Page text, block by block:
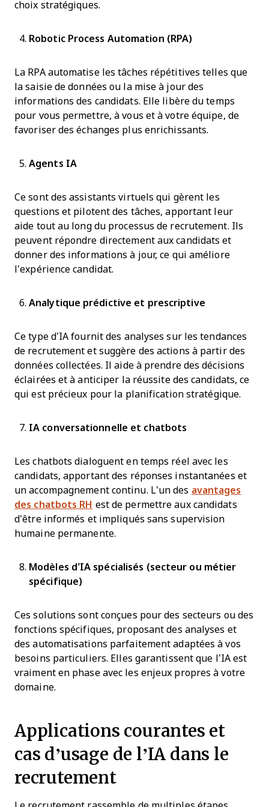
choix stratégiques.
Robotic Process Automation (RPA)
La RPA automatise les tâches répétitives telles que
la saisie de données ou la mise à jour des
informations des candidats. Elle libère du temps
pour vous permettre, à vous et à votre équipe, de
favoriser des échanges plus enrichissants.
Agents IA
Ce sont des assistants virtuels qui gèrent les
questions et pilotent des tâches, apportant leur
aide tout au long du processus de recrutement. Ils
peuvent répondre directement aux candidats et
donner des informations à jour, ce qui améliore
l’expérience candidat.
Analytique prédictive et prescriptive
Ce type d’IA fournit des analyses sur les tendances
de recrutement et suggère des actions à partir des
données collectées. Il aide à prendre des décisions
éclairées et à anticiper la réussite des candidats, ce
qui est précieux pour la planification stratégique.
IA conversationnelle et chatbots
Les chatbots dialoguent en temps réel avec les
candidats, apportant des réponses instantanées et
un accompagnement continu. L’un des avantages
des chatbots RH est de permettre aux candidats
d’être informés et impliqués sans supervision
humaine permanente.
Modèles d’IA spécialisés (secteur ou métier
spécifique)
Ces solutions sont conçues pour des secteurs ou des
fonctions spécifiques, proposant des analyses et
des automatisations parfaitement adaptées à vos
besoins particuliers. Elles garantissent que l’IA est
vraiment en phase avec les enjeux propres à votre
domaine.
Applications courantes et
cas d’usage de l’IA dans le
recrutement